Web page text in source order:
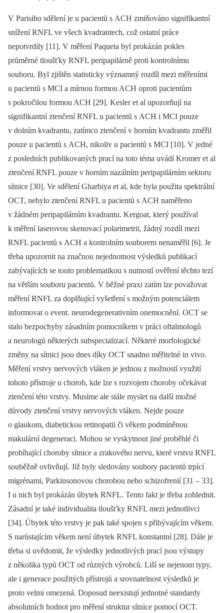
V Parisiho sdělení je u pacientů s ACH zmiňováno signifikantní
snížení RNFL ve všech kvadrantech, což ostatní práce
nepotvrdily [11]. V měření Paqueta byl prokázán pokles
průměrné tloušťky RNFL peripapilárně proti kontrolnímu
souboru. Byl zjištěn statisticky významný rozdíl mezi měřeními
u pacientů s MCI a mírnou formou ACH oproti pacientům
s pokročilou formou ACH [29]. Kesler et al upozorňují na
signifikantní ztenčení RNFL u pacientů s ACH i MCI pouze
v dolním kvadrantu, zatímco ztenčení v horním kvadrantu změřil
pouze u pacientů s ACH, nikoliv u pacientů s MCI [10]. V jedné
z posledních publikovaných prací na toto téma uvádí Kromer et al
ztenčení RNFL pouze v horním nazálním peripapilárním sektoru
sítnice [30]. Ve sdělení Gharbiya et al, kde byla použita spektrální
OCT, nebylo ztenčení RNFL u pacientů s ACH naměřeno
v žádném peripapilárním kvadrantu. Kergoat, který používal
k měření laserovou skenovací polarimetrii, žádný rozdíl mezi
RNFL pacientů s ACH a kontrolním souborem nenaměřil [6]. Je
třeba upozornit na značnou nejednotnost výsledků publikací
zabývajících se touto problematikou s nutností ověření těchto tezí
na větším souboru pacientů. V běžné praxi zatím lze považovat
měření RNFL za doplňující vyšetření s možným potenciálem
informovat o event. neurodegenerativním onemocnění. OCT se
stalo bezpochyby zásadním pomocníkem v práci oftalmologů
a neurologů některých subspecializací. Některé morfologické
změny na sítnici jsou dnes díky OCT snadno měřitelné in vivo.
Měření vrstvy nervových vláken je jednou z možností využití
tohoto přístroje u chorob, kde lze s rozvojem choroby očekávat
ztenčení této vrstvy. Musíme ale stále myslet na další možné
důvody ztenčení vrstvy nervových vláken. Nejde pouze
o glaukom, diabetickou retinopatii či věkem podmíněnou
makulární degeneraci. Mohou se vyskytnout jiné proběhlé či
probíhající choroby sítnice a zrakového nervu, které vrstvu RNFL
souběžně ovlivňují. Již byly sledovány soubory pacientů trpící
migrénami, Parkinsonovou chorobou nebo schizofrenií [31 –⁠ 33].
I u nich byl prokázán úbytek RNFL. Tento fakt je třeba zohlednit.
Zásadní je také individualita tloušťky RNFL mezi jednotlivci
[34]. Úbytek této vrstvy je pak také spojen s přibývajícím věkem.
S narůstajícím věkem není úbytek RNFL konstantní [28]. Dále je
třeba si uvědomit, že výsledky jednotlivých prací jsou výstupy
z několika typů OCT od různých výrobců. Liší se nejenom typy,
ale i generace použitých přístrojů a srovnatelnost výsledků je
proto velmi omezená. Doposud neexistují jednotné standardy
absolutních hodnot pro měření struktur sítnice pomocí OCT.